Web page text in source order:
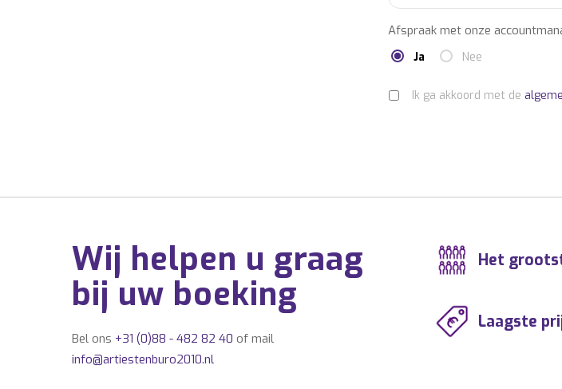
Afspraak met onze
Ja Nee
Ik ga akkoord met de
Wij helpen u graag
bij uw boeking
Bel ons +31 (0)88 - 482 82 40 of mail
info@artiestenburo2010.nl
Het
Laagste